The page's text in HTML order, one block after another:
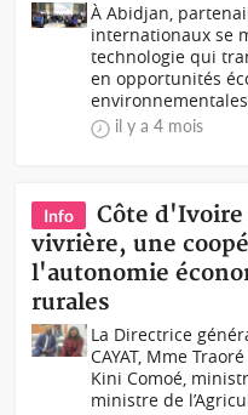
À Abidjan,
internationaux se
technologie qui
en opportunités
il y a 4 mois
Info
Côte
vivrière, une
l'autonomie
rurales
La Directrice
CAYAT, Mme
Kini Comoé,
ministre de